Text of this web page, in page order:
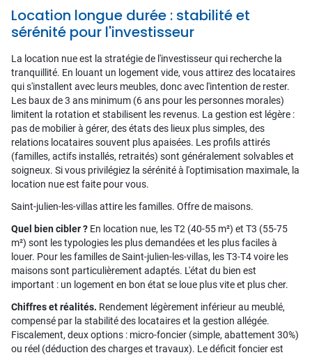
Location longue durée : stabilité et
sérénité pour l'investisseur
La location nue est la stratégie de l'investisseur qui recherche la
tranquillité. En louant un logement vide, vous attirez des locataires
qui s'installent avec leurs meubles, donc avec l'intention de rester.
Les baux de 3 ans minimum (6 ans pour les personnes morales)
limitent la rotation et stabilisent les revenus. La gestion est légère :
pas de mobilier à gérer, des états des lieux plus simples, des
relations locataires souvent plus apaisées. Les profils attirés
(familles, actifs installés, retraités) sont généralement solvables et
soigneux. Si vous privilégiez la sérénité à l'optimisation maximale, la
location nue est faite pour vous.
Saint-julien-les-villas attire les familles. Offre de maisons.
Quel bien cibler ? En location nue, les T2 (40-55 m²) et T3 (55-75
m²) sont les typologies les plus demandées et les plus faciles à
louer. Pour les familles de Saint-julien-les-villas, les T3-T4 voire les
maisons sont particulièrement adaptés. L'état du bien est
important : un logement en bon état se loue plus vite et plus cher.
Chiffres et réalités. Rendement légèrement inférieur au meublé,
compensé par la stabilité des locataires et la gestion allégée.
Fiscalement, deux options : micro-foncier (simple, abattement 30%)
ou réel (déduction des charges et travaux). Le déficit foncier est